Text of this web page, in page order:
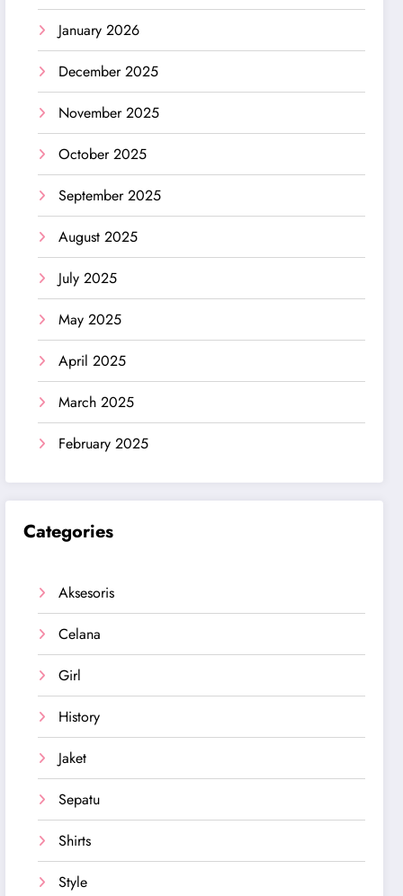
January 2026
December 2025
November 2025
October 2025
September 2025
August 2025
July 2025
May 2025
April 2025
March 2025
February 2025
Categories
Aksesoris
Celana
Girl
History
Jaket
Sepatu
Shirts
Style